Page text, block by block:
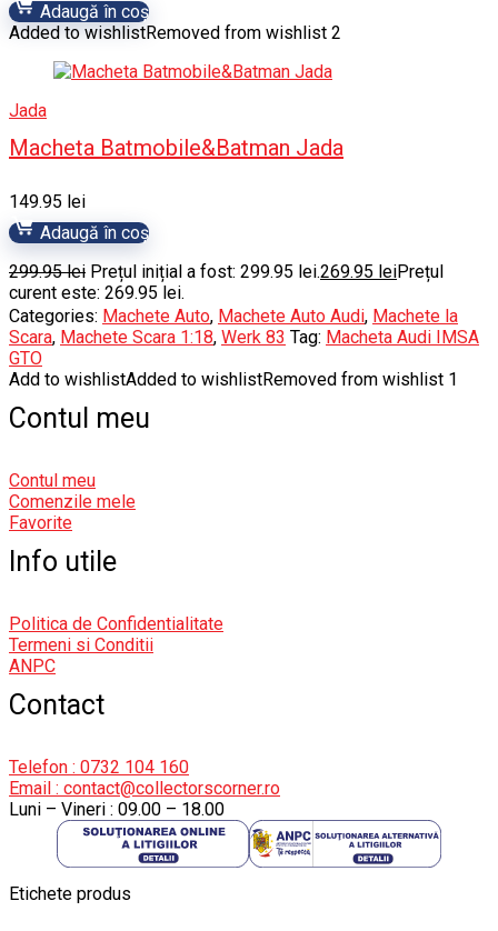
Adaugă în coș
Added to wishlistRemoved from wishlist 2
Jada
Macheta Batmobile&Batman Jada
149.95 lei
Adaugă în coș
299.95lei Prețul inițial a fost: 299.95 lei.269.95 leiPrețul
curent este: 269.95 lei.
Categories: Machete Auto, Machete Auto Audi, Machete la
Scara, Machete Scara 1:18, Werk 83 Tag: Macheta Audi IMSA
GTO
Add to wishlistAdded to wishlistRemoved from wishlist 1
Contul meu
Contul meu
Comenzile mele
Favorite
Info utile
Politica de Confidentialitate
Termeni si Conditii
ANPC
Contact
Telefon : 0732 104 160
Email : contact@collectorscorner.ro
Luni – Vineri : 09.00 – 18.00
Etichete produs